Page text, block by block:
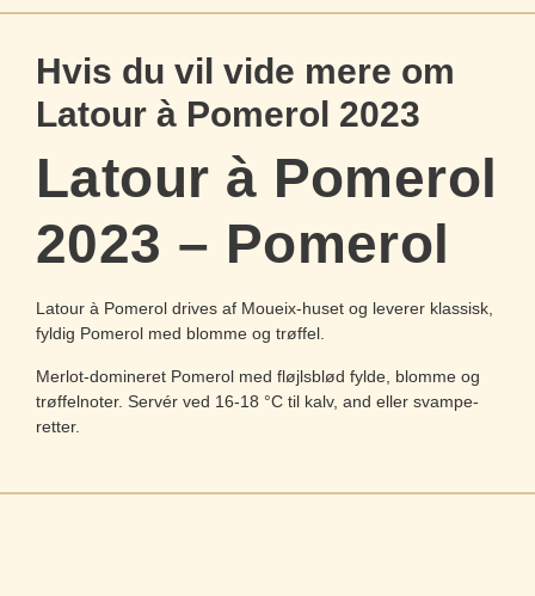
Hvis du vil vide mere om
Latour à Pomerol 2023
Latour à Pomerol
2023 – Pomerol
Latour à Pomerol drives af Moueix-huset og leverer klassisk,
fyldig Pomerol med blomme og trøffel.
Merlot-domineret Pomerol med fløjlsblød fylde, blomme og
trøffelnoter. Servér ved 16-18 °C til kalv, and eller svampe-
retter.